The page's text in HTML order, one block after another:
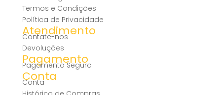
Termos e Condições
Política de Privacidade
Atendimento
Contate-nos
Devoluções
Pagamento
Pagamento Seguro
Conta
Conta